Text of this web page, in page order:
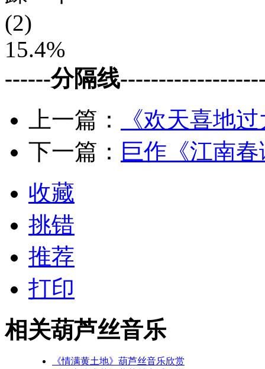
(2)
15.4%
------分隔线
上一篇：
《欢天喜地
下一篇： 巨作《江南
收藏
挑错
推荐
打印
相关葫芦丝音乐
《情满黄土地》葫芦丝音乐欣赏